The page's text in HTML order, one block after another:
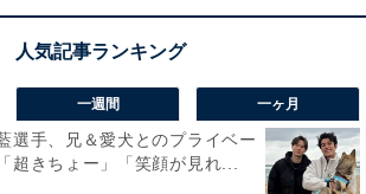
一週間 一ヶ月
選手、兄＆愛犬とのプライベー
超きちょー」「笑顔が見れ...